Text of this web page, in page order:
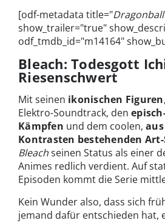
[odf-metadata title="
show_trailer="true"
odf_tmdb_id="m14164"
Bleach: Todesgott
Riesenschwert
Mit seinen ikonischen Figuren
Elektro-Soundtrack, den
Kämpfen und dem coolen,
Kontrasten bestehenden
Bleachseinen Status als einer
Animes redlich verdient. Auf
Episoden kommt die Serie
Kein Wunder also, dass sich
jemand dafür entschieden hat,